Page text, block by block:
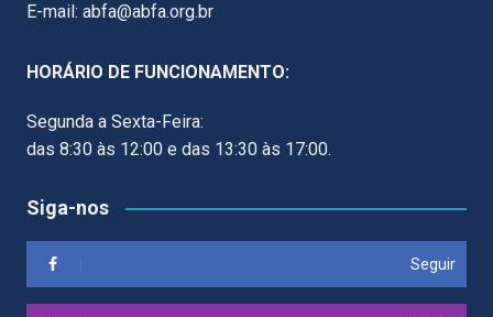
E-mail: abfa@abfa.org.br
HORÁRIO DE FUNCIONAMENTO:
Segunda a Sexta-Feira:
das 8:30 às 12:00 e das 13:30 às 17:00.
Siga-nos
Seguir